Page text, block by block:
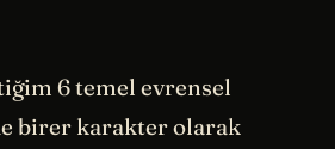
6 temel evrensel
birer karakter olarak